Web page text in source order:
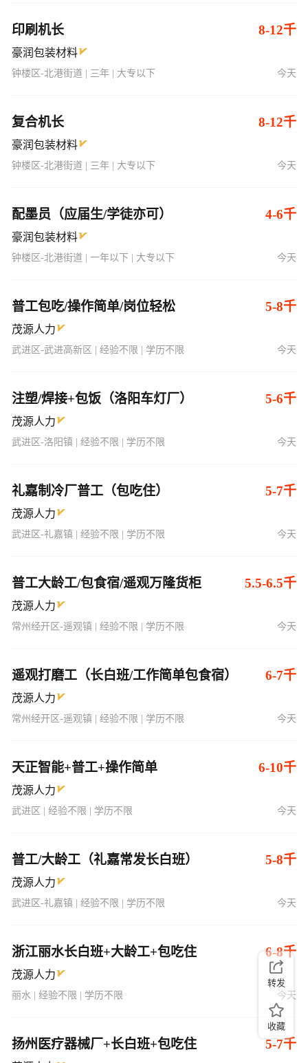
印刷机长 8-12千
豪润包装材料
钟楼区-北港街道 | 三年 | 大专以下 今天
复合机长 8-12千
豪润包装材料
钟楼区-北港街道 | 三年 | 大专以下 今天
配墨员（应届生/学徒亦可） 4-6千
豪润包装材料
钟楼区-北港街道 | 一年以下 | 大专以下 今天
普工包吃/操作简单/岗位轻松 5-8千
茂源人力
武进区-武进高新区 | 经验不限 | 学历不限 今天
注塑/焊接+包饭（洛阳车灯厂） 5-6千
茂源人力
武进区-洛阳镇 | 经验不限 | 学历不限 今天
礼嘉制冷厂普工（包吃住） 5-7千
茂源人力
武进区-礼嘉镇 | 经验不限 | 学历不限 今天
普工大龄工/包食宿/遥观万隆货柜 5.5-6.5千
茂源人力
常州经开区-遥观镇 | 经验不限 | 学历不限 今天
遥观打磨工（长白班/工作简单包食宿） 6-7千
茂源人力
常州经开区-遥观镇 | 经验不限 | 学历不限 今天
天正智能+普工+操作简单 6-10千
茂源人力
武进区 | 经验不限 | 学历不限 今天
普工/大龄工（礼嘉常发长白班） 5-8千
茂源人力
武进区-礼嘉镇 | 经验不限 | 学历不限 今天
浙江丽水长白班+大龄工+包吃住 6-8千
茂源人力
丽水 | 经验不限 | 学历不限 今天
扬州医疗器械厂+长白班+包吃住 5-7千
转发
收藏